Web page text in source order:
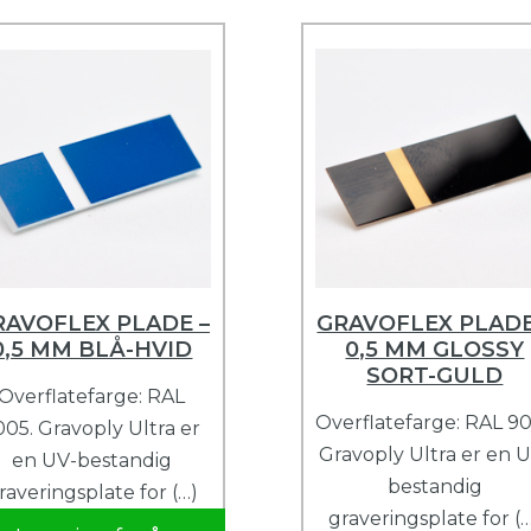
PLADE –
MM BLÅ-HVID
RAL
Gravoply Ultra er
en UV-bestandig
for (…)
GRAVOFLEX
0,5 MM GLOSSY
SORT-GULD
Overflatefarge: RAL
Gravoply Ultra er en
bestandig
graveringsplate for